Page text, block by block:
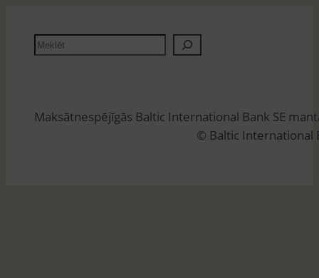
M
e
ē
Maksātnespējīgās Baltic International Bank SE
© Baltic International